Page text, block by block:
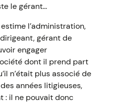
le gérant…
estime l’administration,
gérant de
engager
dont il prend part
n’était plus associé de
années litigieuses,
: il ne pouvait donc